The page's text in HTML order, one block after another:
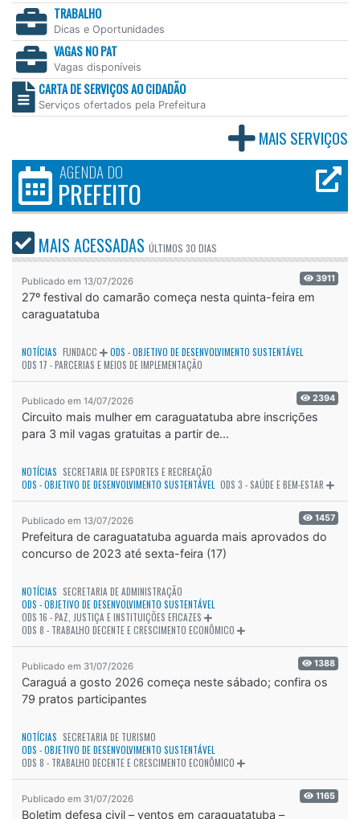
TRABALHO
Dicas e Oportunidades
VAGAS NO PAT
Vagas disponíveis
CARTA DE SERVIÇOS AO CIDADÃO
Serviços ofertados pela Prefeitura
MAIS SERVIÇOS
AGENDA DO
PREFEITO
MAIS ACESSADAS ÚLTIMOS 30 DIAS
Publicado em 13/07/2026 3911
27º festival do camarão começa nesta quinta-feira em
caraguatatuba
NOTÍCIAS FUNDACC
ODS - OBJETIVO DE DESENVOLVIMENTO SUSTENTÁVEL
ODS 17 - PARCERIAS E MEIOS DE IMPLEMENTAÇÃO
Publicado em 14/07/2026 2394
Circuito mais mulher em caraguatatuba abre inscrições
para 3 mil vagas gratuitas a partir de...
NOTÍCIAS SECRETARIA DE ESPORTES E RECREAÇÃO
ODS - OBJETIVO DE DESENVOLVIMENTO SUSTENTÁVEL ODS 3 - SAÚDE E BEM-ESTAR
Publicado em 13/07/2026 1457
Prefeitura de caraguatatuba aguarda mais aprovados do
concurso de 2023 até sexta-feira (17)
NOTÍCIAS SECRETARIA DE ADMINISTRAÇÃO
ODS - OBJETIVO DE DESENVOLVIMENTO SUSTENTÁVEL
ODS 16 - PAZ, JUSTIÇA E INSTITUIÇÕES EFICAZES
ODS 8 - TRABALHO DECENTE E CRESCIMENTO ECONÔMICO
Publicado em 31/07/2026 1388
Caraguá a gosto 2026 começa neste sábado; confira os
79 pratos participantes
NOTÍCIAS SECRETARIA DE TURISMO
ODS - OBJETIVO DE DESENVOLVIMENTO SUSTENTÁVEL
ODS 8 - TRABALHO DECENTE E CRESCIMENTO ECONÔMICO
Publicado em 31/07/2026 1165
Boletim defesa civil – ventos em caraguatatuba –